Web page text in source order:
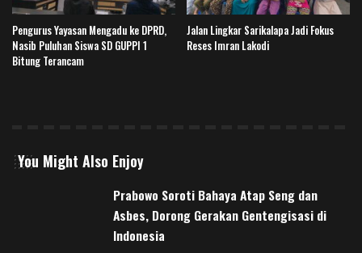
Pengurus Yayasan Mengadu ke DPRD,
Nasib Puluhan Siswa SD GUPPI 1
Bitung Terancam
Jalan Lingkar Sarikalapa Jadi Fokus
Reses Imran Lakodi
You Might Also Enjoy
Prabowo Soroti Bahaya Atap Seng dan
Asbes, Dorong Gerakan Gentengisasi di
Indonesia